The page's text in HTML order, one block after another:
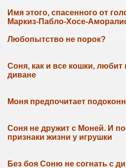
Имя этого, спасенного от
Маркиз-Пабло-Хосе-
Любопытство не порок?
Соня, как и все кошки, любит
диване
Моня предпочитает
Соня не дружит с Моней. И
признаки жизни у игрушки
Без боя Соню не согнать с